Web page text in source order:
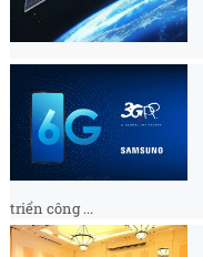
triển công ...